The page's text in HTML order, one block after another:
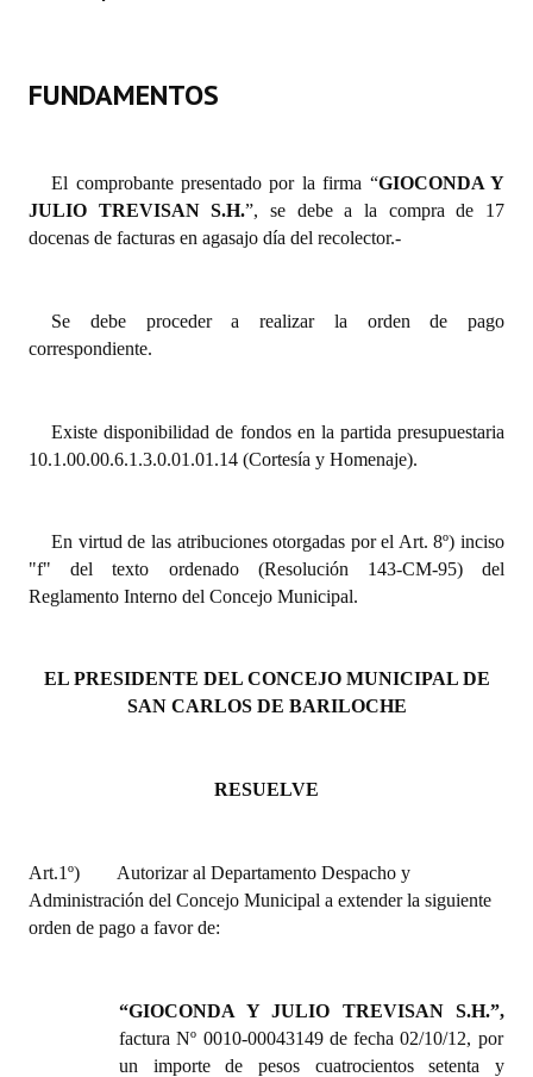
Dictámenes Asesoría Letrada
Informes de Unidad Coordinadora
Actas de Audiencias Públicas
Comunicaciones
Declaraciones
Resoluciones de Presidencia
Antiguos Pobladores
Noticias Destacadas
Datos Históricos
Periodistas Decanos - Registro
Banca del Vecino - Registro
Huéspedes de Honor - Registro
FUNDAMENTOS
El comprobante presentado por la firma “GIOCONDA Y
JULIO TREVISAN S.H.”, se debe a la compra de 17
docenas de facturas en agasajo día del recolector.-
Se debe proceder a realizar la orden de pago
correspondiente.
Existe disponibilidad de fondos en la partida presupuestaria
10.1.00.00.6.1.3.0.01.01.14 (Cortesía y Homenaje).
En virtud de las atribuciones otorgadas por el Art. 8º) inciso
"f" del texto ordenado (Resolución 143-CM-95) del
Reglamento Interno del Concejo Municipal.
EL PRESIDENTE DEL CONCEJO MUNICIPAL DE
SAN CARLOS DE BARILOCHE
RESUELVE
Art.1º)
Autorizar al Departamento Despacho y
Administración del Concejo Municipal a extender la siguiente
orden de pago a favor de:
“GIOCONDA Y JULIO TREVISAN S.H.”,
factura Nº 0010-00043149 de fecha 02/10/12, por
un importe de pesos cuatrocientos setenta y